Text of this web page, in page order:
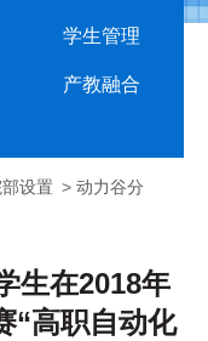
学生管理
产教融合
部设置 > 动力谷分
生在2018年
“高职自动化